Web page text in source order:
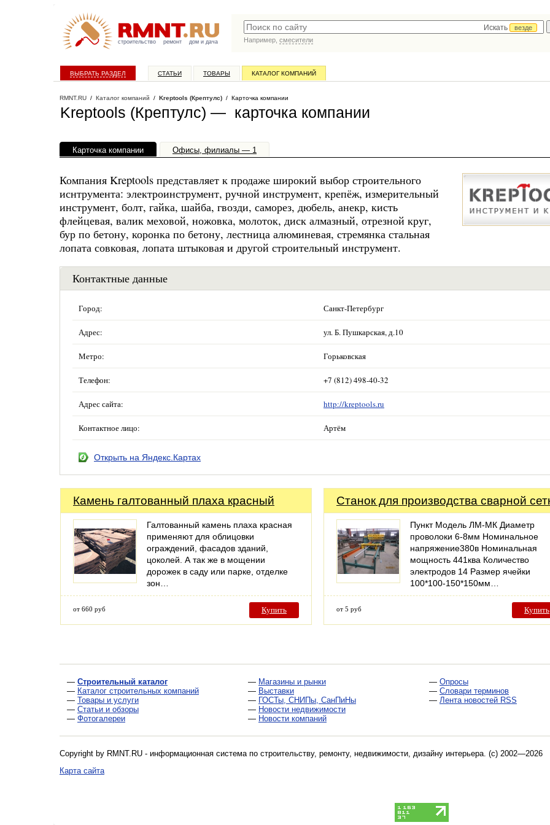
строительство ремонт дом и дача
Искать
везде
Например, смесители
ВЫБРАТЬ РАЗДЕЛ СТАТЬИ ТОВАРЫ КАТАЛОГ КОМПАНИЙ
RMNT.RU / Каталог компаний / Kreptools (Крептулс) / Карточка компании
Kreptools (Крептулс) — карточка компании
Карточка компании Офисы, филиалы — 1
Компания Kreptools представляет к продаже широкий выбор строительного
иснтрумента: электроинструмент, ручной инструмент, крепёж, измерительный
инструмент, болт, гайка, шайба, гвозди, саморез, дюбель, анекр, кисть
флейцевая, валик меховой, ножовка, молоток, диск алмазный, отрезной круг,
бур по бетону, коронка по бетону, лестница алюминевая, стремянка стальная
лопата совковая, лопата штыковая и другой строительный инструмент.
Контактные данные
Город: Санкт-Петербург
Адрес: ул. Б. Пушкарская, д.10
Метро: Горьковская
Телефон: +7 (812) 498-40-32
Адрес сайта: http://kreptools.ru
Контактное лицо: Артём
Открыть на Яндекс.Картах
Камень галтованный плаха красный
Галтованный камень плаха красная
применяют для облицовки
ограждений, фасадов зданий,
цоколей. А так же в мощении
дорожек в саду или парке, отделке
зон…
от 660 руб Купить
Станок для производства сварной
Пункт Модель ЛМ-МК Диаметр
проволоки 6-8мм Номинальное
напряжение380в Номинальная
мощность 441ква Количество
электродов 14 Размер ячейки
100*100-150*150мм…
от 5 руб Купить
— Строительный каталог
— Каталог строительных компаний
— Товары и услуги
— Статьи и обзоры
— Фотогалереи
— Магазины и рынки
— Выставки
— ГОСТы, СНИПы, СанПиНы
— Новости недвижимости
— Новости компаний
— Опросы
— Словари терминов
— Лента новостей RSS
Copyright by RMNT.RU - информационная система по строительству, ремонту, недвижимости, дизайну интерьера. (c) 2002—2026
Карта сайта